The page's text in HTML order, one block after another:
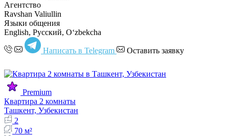
Агентство
Ravshan Valiullin
Языки общения
English, Русский, Oʻzbekcha
Написать в Telegram Оставить заявку
Premium
Квартира 2 комнаты
Ташкент, Узбекистан
2
70 м²